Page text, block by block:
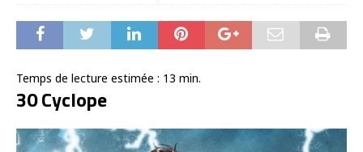
Temps de lecture estimée : 13 min.
30 Cyclope